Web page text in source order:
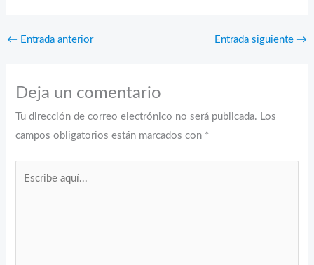
← Entrada anterior Entrada siguiente →
Deja un comentario
Tu dirección de correo electrónico no será publicada. Los
campos obligatorios están marcados con *